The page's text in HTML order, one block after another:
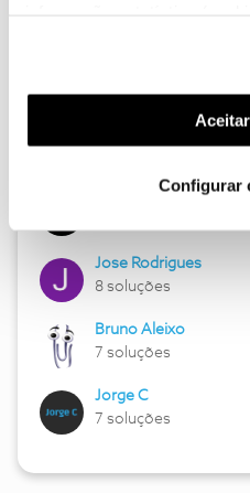
funcionalidades (cookies de
funcionalidade) e adaptar
(cookies de publicidade
utilização dos cookies
Configurar
Hall of Fame de
Jose Rodrigues
8 soluções
Bruno Aleixo
7 soluções
Jorge C
7 soluções